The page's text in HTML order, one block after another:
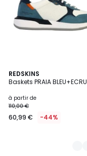
REDSKINS
Baskets PRAIA BLEU+ECRU
à partir de
110,00 €
60,99 € -44%
2
Couleurs